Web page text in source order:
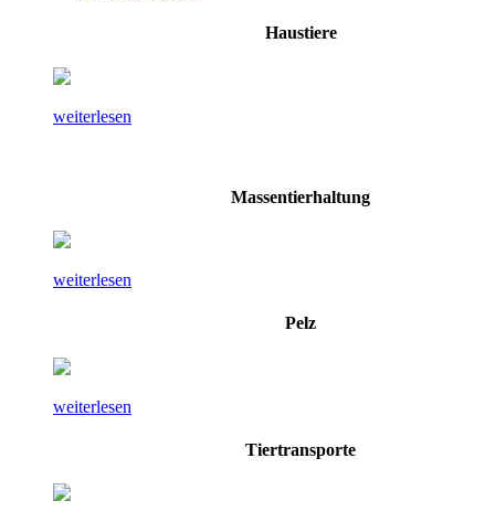
Haustiere
weiterlesen
Massentierhaltung
weiterlesen
Pelz
weiterlesen
Tiertransporte